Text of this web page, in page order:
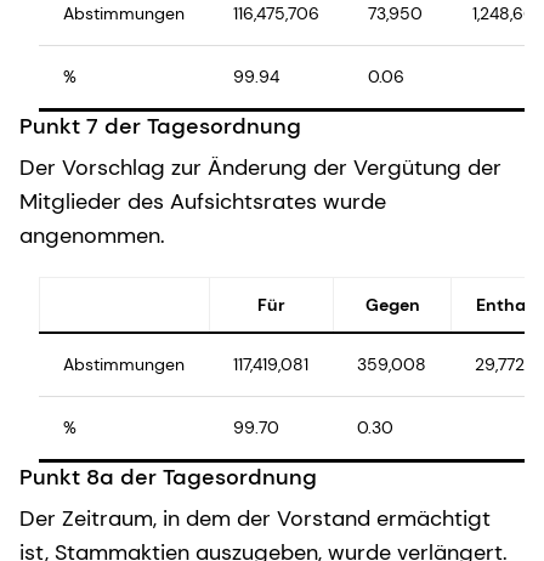
Abstimmungen 116,475,706 73,950 1,248,664
% 99.94 0.06
Punkt 7 der Tagesordnung
Der Vorschlag zur Änderung der Vergütung der
Mitglieder des Aufsichtsrates wurde
angenommen.
Für Gegen
Abstimmungen 117,419,081 359,008 29,772
% 99.70 0.30
Punkt 8a der Tagesordnung
Der Zeitraum, in dem der Vorstand ermächtigt
ist, Stammaktien auszugeben, wurde verlängert.